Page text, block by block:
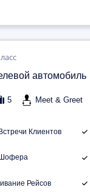
автомобиль
5 Meet & Greet
Клиентов
Шофера
Рейсов